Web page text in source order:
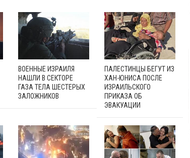
ВОЕННЫЕ ИЗРАИЛЯ
НАШЛИ В СЕКТОРЕ
ГАЗА ТЕЛА ШЕСТЕРЫХ
ЗАЛОЖНИКОВ
ПАЛЕСТИНЦЫ БЕГУТ ИЗ
ХАН-ЮНИСА ПОСЛЕ
ИЗРАИЛЬСКОГО
ПРИКАЗА ОБ
ЭВАКУАЦИИ